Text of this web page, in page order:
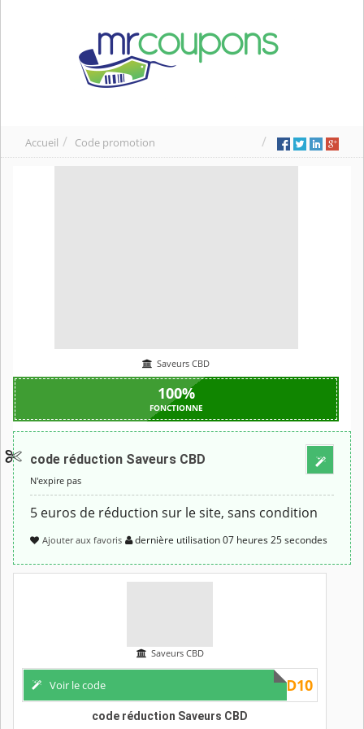
Accueil Code promotion
Saveurs CBD
100%
FONCTIONNE
Voir
le code
CBD5E
code réduction Saveurs CBD
N'expire pas
5 euros de réduction sur le site, sans condition
Ajouter aux favoris dernière utilisation07 heures25 secondes
Saveurs CBD
Voir le code CBD10
code réduction Saveurs CBD